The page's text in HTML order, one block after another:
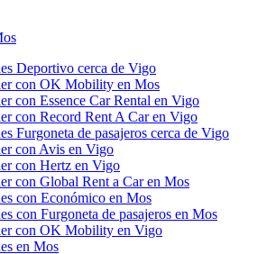
Deportivo cerca de Vigo
con OK Mobility en Mos
con Essence Car Rental en Vigo
con Record Rent A Car en Vigo
Furgoneta de pasajeros cerca de Vigo
con Avis en Vigo
con Hertz en Vigo
con Global Rent a Car en Mos
con Económico en Mos
con Furgoneta de pasajeros en Mos
con OK Mobility en Vigo
en Mos